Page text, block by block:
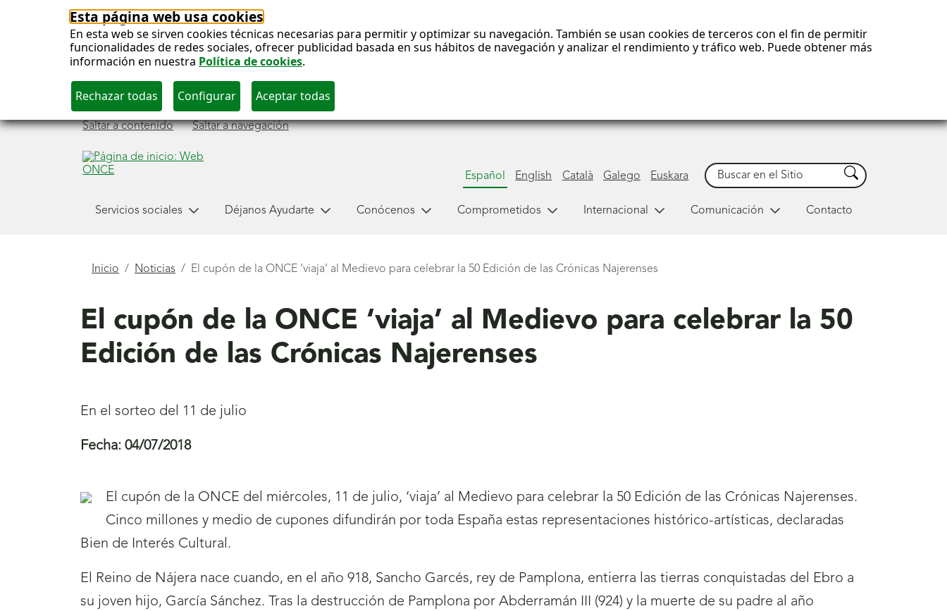
Esta página web usa cookies
En esta web se sirven cookies técnicas necesarias para permitir y optimizar su navegación. También se usan cookies de terceros con el fin de permitir
funcionalidades de redes sociales, ofrecer publicidad basada en sus hábitos de navegación y analizar el rendimiento y tráfico web. Puede obtener más
información en nuestra Política de cookies.
Saltar a contenido Saltar a navegación
Español English Català Galego Euskara
Buscar Buscar
Servicios sociales Déjanos Ayudarte Conócenos Comprometidos Internacional Comunicación Contacto
Está
Inicio Noticias El cupón de la ONCE ‘viaja’ al Medievo para celebrar la 50 Edición de las Crónicas Najerenses
El cupón de la ONCE ‘viaja’ al Medievo para celebrar la 50
Edición de las Crónicas Najerenses
En el sorteo del 11 de julio
Fecha: 04/07/2018
El cupón de la ONCE del miércoles, 11 de julio, ‘viaja’ al Medievo para celebrar la 50 Edición de las Crónicas Najerenses.
Cinco millones y medio de cupones difundirán por toda España estas representaciones histórico-artísticas, declaradas
Bien de Interés Cultural.
El Reino de Nájera nace cuando, en el año 918, Sancho Garcés, rey de Pamplona, entierra las tierras conquistadas del Ebro a
su joven hijo, García Sánchez. Tras la destrucción de Pamplona por Abderramán III (924) y la muerte de su padre al año